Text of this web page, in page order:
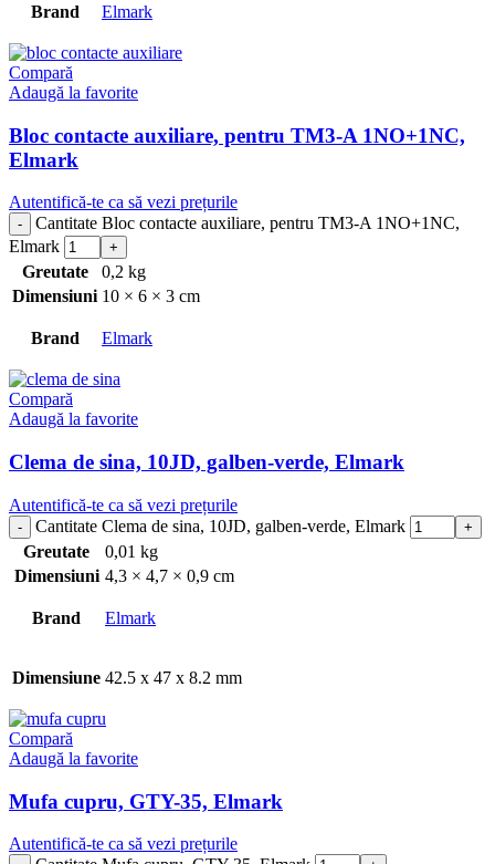
Brand Elmark
Compară
Adaugă la favorite
Bloc contacte auxiliare, pentru TM3-A 1NO+1NC,
Elmark
Autentifică-te ca să vezi prețurile
Cantitate Bloc contacte auxiliare, pentru TM3-A 1NO+1NC,
Elmark
Greutate
0,2 kg
Dimensiuni 10 × 6 × 3 cm
Brand Elmark
Compară
Adaugă la favorite
Clema de sina, 10JD, galben-verde, Elmark
Autentifică-te ca să vezi prețurile
Cantitate Clema de sina, 10JD, galben-verde, Elmark
Greutate
0,01 kg
Dimensiuni 4,3 × 4,7 × 0,9 cm
Brand Elmark
Dimensiune 42.5 x 47 x 8.2 mm
Compară
Adaugă la favorite
Mufa cupru, GTY-35, Elmark
Autentifică-te ca să vezi prețurile